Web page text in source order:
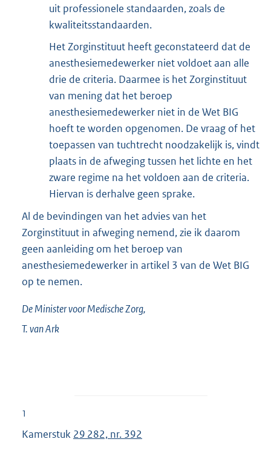
uit professionele standaarden, zoals de
kwaliteitsstandaarden.
Het Zorginstituut heeft geconstateerd dat de
anesthesiemedewerker niet voldoet aan alle
drie de criteria. Daarmee is het Zorginstituut
van mening dat het beroep
anesthesiemedewerker niet in de Wet BIG
hoeft te worden opgenomen. De vraag of het
toepassen van tuchtrecht noodzakelijk is, vindt
plaats in de afweging tussen het lichte en het
zware regime na het voldoen aan de criteria.
Hiervan is derhalve geen sprake.
Al de bevindingen van het advies van het
Zorginstituut in afweging nemend, zie ik daarom
geen aanleiding om het beroep van
anesthesiemedewerker in artikel 3 van de Wet BIG
op te nemen.
De Minister voor Medische Zorg,
T. vanArk
1
Kamerstuk 29 282, nr. 392